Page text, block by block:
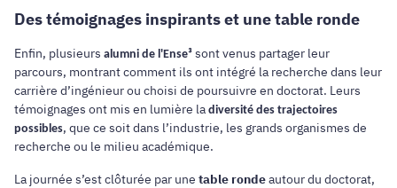
Des témoignages inspirants et une table ronde
Enfin, plusieurs alumni de l'Ense³ sont venus partager leur
parcours, montrant comment ils ont intégré la recherche dans leur
carrière d’ingénieur ou choisi de poursuivre en doctorat. Leurs
témoignages ont mis en lumière la diversité des trajectoires
possibles, que ce soit dans l’industrie, les grands organismes de
recherche ou le milieu académique.
La journée s’est clôturée par une table rondeautour du doctorat,